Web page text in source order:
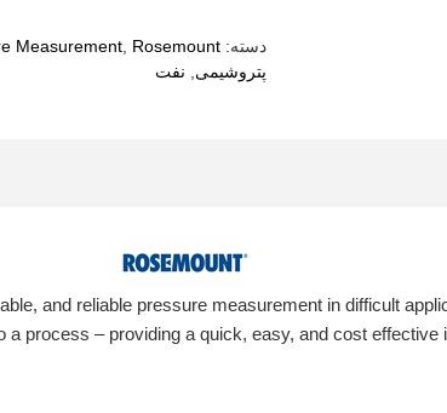
دسته: Measurement Rosemount
پتروشیمی
نفت
and reliable pressure measurement in difficult
process – providing a quick, easy, and cost effective